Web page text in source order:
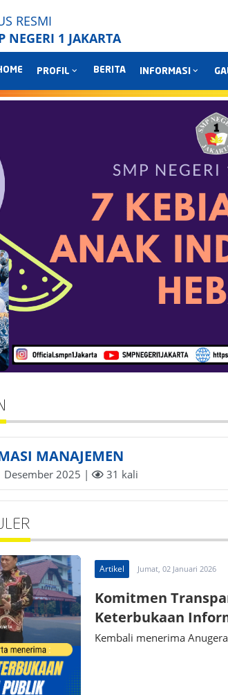
RESMI
NEGERI 1 JAKARTA
PROFIL BERITA INFORMASI
MANAJEMEN
2025 | 31 kali
Artikel Jumat, 02 Januari 2026
Komitmen
Keterbukaan
Kembali menerima